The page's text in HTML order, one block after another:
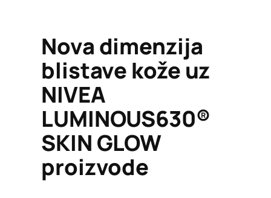
Nova dimenzija
blistave kože uz
NIVEA
LUMINOUS630®
SKIN GLOW
proizvode